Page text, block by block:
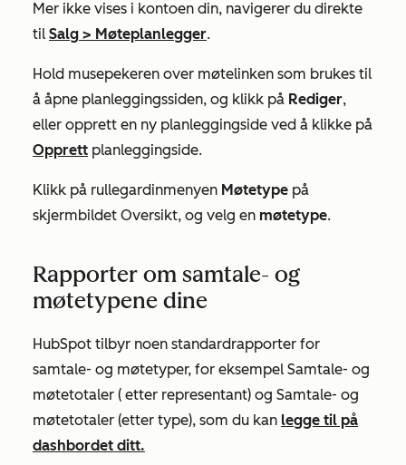
Mer ikke vises i kontoen din, navigerer du direkte
til Salg > Møteplanlegger.
Hold musepekeren over møtelinken som brukes til
å åpne planleggingssiden, og klikk på Rediger,
eller opprett en ny planleggingside ved å klikke på
Opprett planleggingside.
Klikk på rullegardinmenyen Møtetype på
skjermbildet Oversikt, og velg en møtetype.
Rapporter om samtale- og
møtetypene dine
HubSpot tilbyr noen standardrapporter for
samtale- og møtetyper, for eksempel Samtale- og
møtetotaler ( etter representant) og Samtale- og
møtetotaler (etter type), som du kan legge til på
dashbordet ditt.